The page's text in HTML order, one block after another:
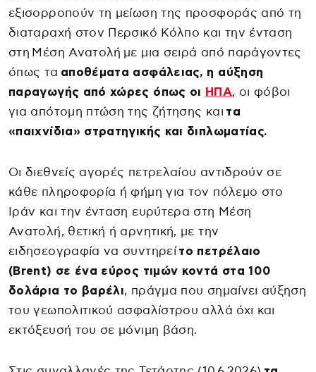
εξισορροπούν τη μείωση της προσφοράς από τη
διαταραχή στον Περσικό Κόλπο και την ένταση
στη Μέση Ανατολή με μια σειρά από παράγοντες
όπως τα αποθέματα ασφάλειας, η αύξηση
παραγωγής από χώρες όπως οι ΗΠΑ, οι φόβοι
για απότομη πτώση της ζήτησης και τα
«παιχνίδια» στρατηγικής και διπλωματίας.
Οι διεθνείς αγορές πετρελαίου αντιδρούν σε
κάθε πληροφορία ή φήμη για τον πόλεμο στο
Ιράν και την ένταση ευρύτερα στη Μέση
Ανατολή, θετική ή αρνητική, με την
ειδησεογραφία να συντηρείτο πετρέλαιο
(Brent) σε ένα εύρος τιμών κοντά στα 100
δολάρια το βαρέλι, πράγμα που σημαίνει αύξηση
του γεωπολιτικού ασφαλίστρου αλλά όχι και
εκτόξευσή του σε μόνιμη βάση.